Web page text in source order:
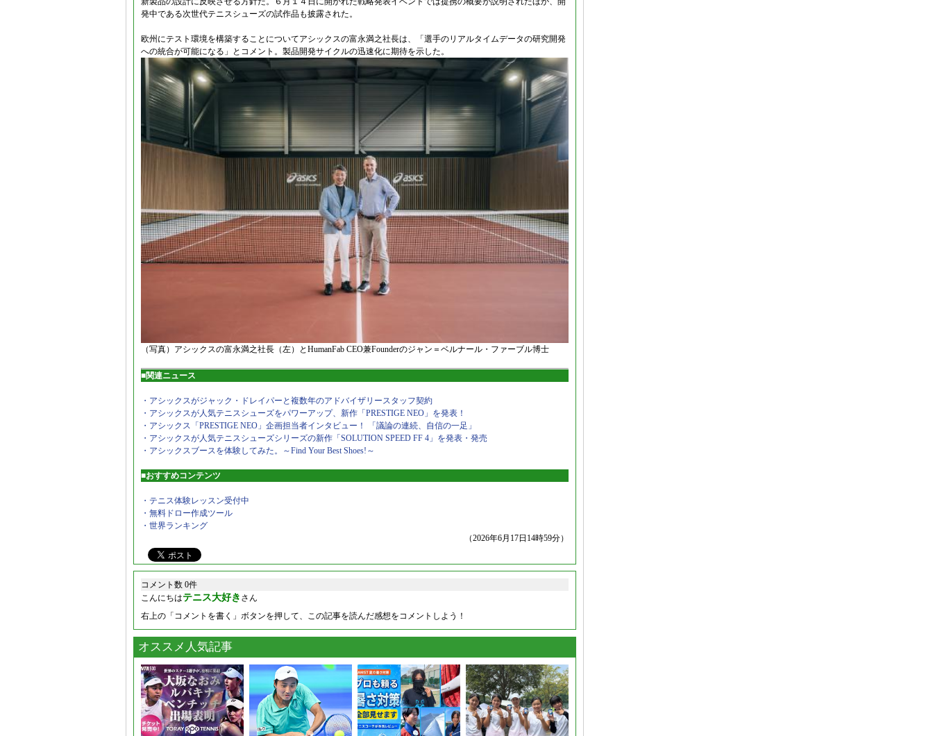
発中である次世代テニスシューズの試作品も披露された。
欧州にテスト環境を構築することについてアシックスの富永満之社長は、「選手のリアルタイムデータの研究開発
への統合が可能になる」とコメント。製品開発サイクルの迅速化に期待を示した。
（写真）アシックスの富永満之社長（左）とHumanFab CEO兼Founderのジャン＝ベルナール・ファーブル博士
■関連ニュース
・アシックスがジャック・ドレイパーと複数年のアドバイザリースタッフ契約
・アシックスが人気テニスシューズをパワーアップ、新作「PRESTIGE NEO」を発表！
・アシックス「PRESTIGE NEO」企画担当者インタビュー！ 「議論の連続、自信の一足」
・アシックスが人気テニスシューズシリーズの新作「SOLUTION SPEED FF 4」を発表・発売
・アシックスブースを体験してみた。～Find Your Best Shoes!～
■おすすめコンテンツ
・テニス体験レッスン受付中
・無料ドロー作成ツール
・世界ランキング
（2026年6月17日14時59分）
コメント数 0件
こんにちはテニス大好き さん
右上の「コメントを書く」ボタンを押して、この記事を読んだ感想をコメントしよう！
オススメ人気記事